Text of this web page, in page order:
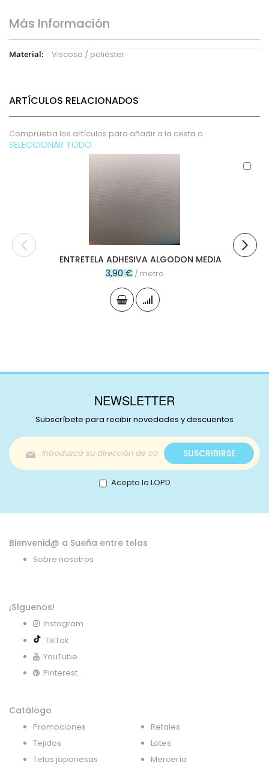
Más Información
Más
Viscosa / poliéster
ARTÍCULOS RELACIONADOS
Comprueba los artículos para añadir a la cesta o
SELECCIONAR TODO
ENTRETELA ADHESIVA ALGODON MEDIA
3,90 € / metro
NEWSLETTER
Subscríbete para recibir novedades y descuentos
Inscríbase
a
nuestro
boletín
de
SUSCRIBIRSE
Acepto la LOPD
Bienvenid@ a Sueña entre telas
Sobre nosotros
¡Síguenos!
Instagram
TikTok
YouTube
Pinterest
Catálogo
Promociones
Tejidos
Telas japonesas
Retales
Lotes
Mercería